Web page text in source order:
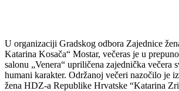
U organizaciji Gradskog odbora Zajednice
Katarina Kosača“ Mostar, večeras je u
salonu „Venera“ upriličena zajednička večera
humani karakter. Održanoj večeri nazočilo je
žena HDZ-a Republike Hrvatske “Katarina